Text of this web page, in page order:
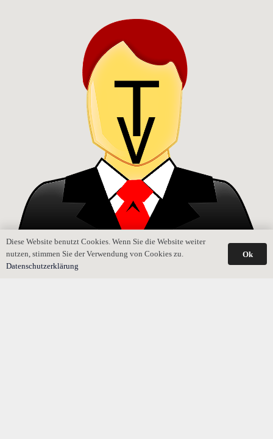
Darf Testamentsvollstrecker über Nachlassgegenstände
Diese Website benutzt Cookies. Wenn Sie die Website weiter
nutzen, stimmen Sie der Verwendung von Cookies zu.
Datenschutzerklärung
Ok